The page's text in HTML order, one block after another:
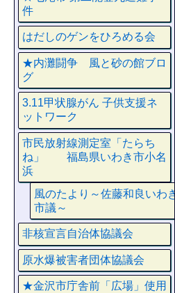
件
はだしのゲンをひろめる会
★内灘闘争 風と砂の館ブロ
グ
3.11甲状腺がん 子供支援ネ
ットワーク
市民放射線測定室「たらち
ね」 福島県いわき市小名
浜
風のたより～佐藤和良いわき
市議～
非核宣言自治体協議会
原水爆被害者団体協議会
★金沢市庁舎前「広場」使用